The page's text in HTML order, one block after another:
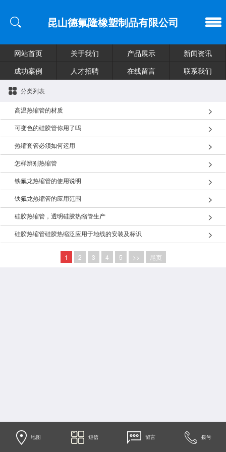
昆山德氟隆橡塑制品有限公司
网站首页 关于我们 产品展示
新闻资讯
成功案例
人才招聘 在线留言 联系我们
分类列表
高温热缩管的材质
可变色的硅胶管你用了吗
热缩套管必须如何运用
怎样辨别热缩管
铁氟龙热缩管的使用说明
铁氟龙热缩管的应用范围
硅胶热缩管，透明硅胶热缩管生产
硅胶热缩管硅胶热缩泛应用于地线的安装及标识
1 2 3 4 5 >> 尾页
地图 短信 留言 拨号